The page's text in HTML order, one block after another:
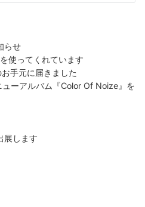
らせ
使ってくれています
手元に届きました
ーアルバム『Color Of Noize』を
展します